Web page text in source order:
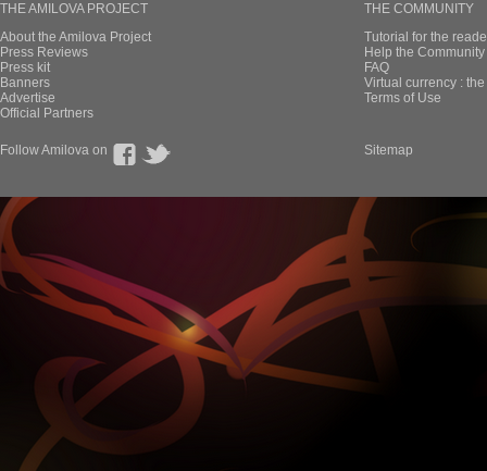
THE AMILOVA PROJECT
About the Amilova Project
Press Reviews
Press kit
Banners
Advertise
Official Partners
THE COMMUNITY
Tutorial for the
Help the
FAQ
Virtual currency :
Terms of Use
Follow Amilova on Sitemap